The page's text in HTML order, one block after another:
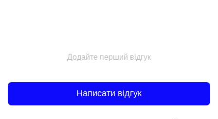
Додайте перший відгук
Написати відгук